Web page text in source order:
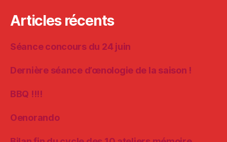
Articles récents
Séance concours du 24 juin
Dernière séance d’œnologie de la saison !
BBQ !!!!
Oenorando